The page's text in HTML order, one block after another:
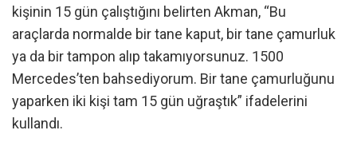
kişinin 15 gün çalıştığını belirten Akman, “Bu
araçlarda normalde bir tane kaput, bir tane çamurluk
ya da bir tampon alıp takamıyorsunuz. 1500
Mercedes’ten bahsediyorum. Bir tane çamurluğunu
yaparken iki kişi tam 15 gün uğraştık” ifadelerini
kullandı.